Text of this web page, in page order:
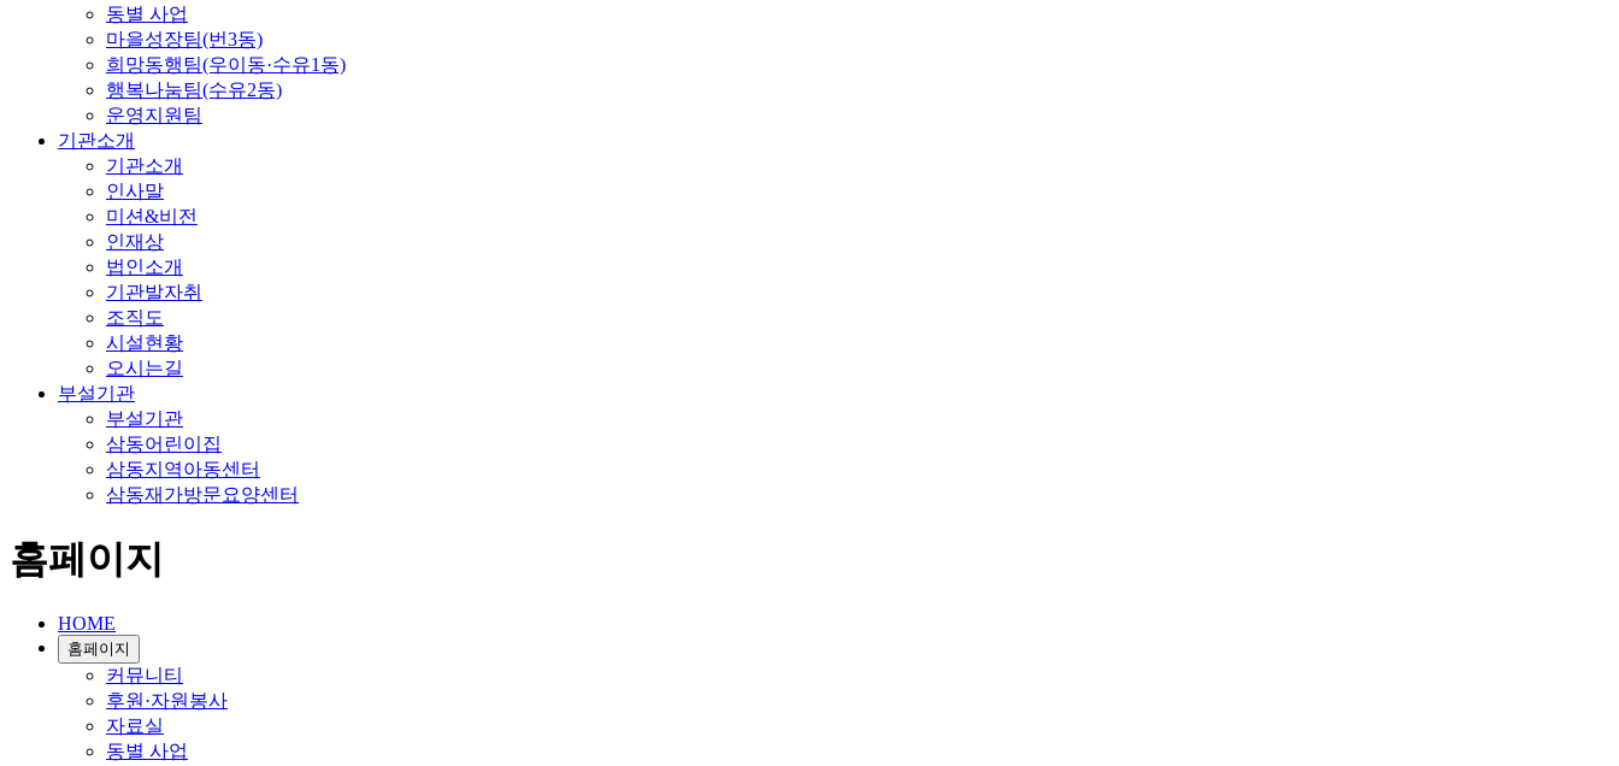
동별 사업
마을성장팀(번3동)
희망동행팀(우이동·수유1동)
행복나눔팀(수유2동)
운영지원팀
기관소개
기관소개
인사말
미션&비전
인재상
법인소개
기관발자취
조직도
시설현황
오시는길
부설기관
부설기관
삼동어린이집
삼동지역아동센터
삼동재가방문요양센터
홈페이지
HOME
홈페이지
커뮤니티
후원·자원봉사
자료실
동별 사업